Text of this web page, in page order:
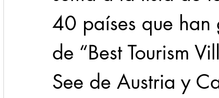
40 países que
de “Best Tourism
See de Austria y